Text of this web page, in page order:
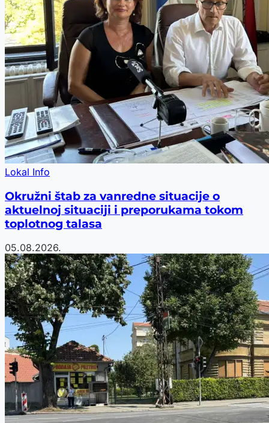
Lokal Info
Okružni štab za vanredne situacije o
aktuelnoj situaciji i preporukama tokom
toplotnog talasa
05.08.2026.